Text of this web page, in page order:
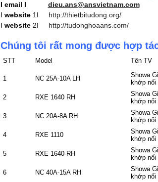
I email I dieu.ans@ansvietnam.com
I website1I http://thietbitudong.org/
I website2I http://tudonghoaans.com/
Chúng tôi rất mong được hợp
STT Model Tên TV
1 NC 25A-10A LH
Showa
khớp nối
2
RXE 1640 RH
Showa
khớp nối
3
NC 20A-8A RH
Showa
khớp nối
4
RXE 1110
Showa
khớp nối
5
RXE 1640-RH
Showa
khớp nối
6
NC 40A-15A RH
Showa
khớp nối